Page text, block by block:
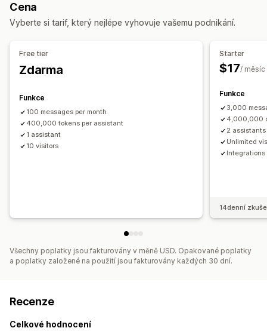
Přizpůsobení
Avatar agenta
Cena
Vyberte si tarif, který nejlépe vyhovuje vašemu podnikání.
Free tier
Zdarma
Funkce
100 messages per month
400,000 tokens per assistant
1 assistant
10 visitors
Starter
$17/ měsíc
Funkce
3,000
4,000,000
2 assistants
Unlimited
Integrations
14denní
Všechny poplatky jsou fakturovány v měně USD. Opakované poplatky
a poplatky založené na použití jsou fakturovány každých 30 dní.
Recenze
Celkové hodnocení